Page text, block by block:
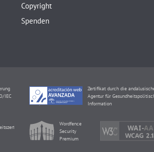
Copyright
Spenden
IEC
Zertifikat durch die
Agentur für
Information
Wordfence
Security
Premium